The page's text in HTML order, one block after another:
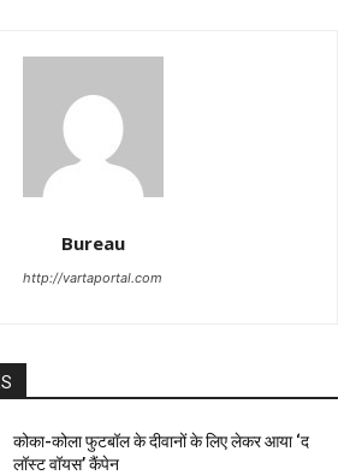
Bureau
http://vartaportal.com
कोका-कोला फुटबॉल के दीवानों के लिए लेकर आया ‘द
लॉस्‍ट वॉयस’ कैंपेन